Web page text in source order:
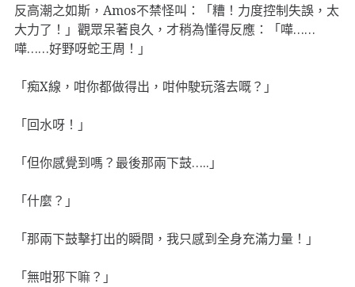
反高潮之如斯，Amos不禁怪叫：「糟！力度控制失誤，太
大力了！」觀眾呆著良久，才稍為懂得反應：「嘩……
嘩……好野呀蛇王周！」
「痴X線，咁你都做得出，咁仲駛玩落去嘅？」
「回水呀！」
「但你感覺到嗎？最後那兩下鼓…..」
「什麼？」
「那兩下鼓擊打出的瞬間，我只感到全身充滿力量！」
「無咁邪下嘛？」